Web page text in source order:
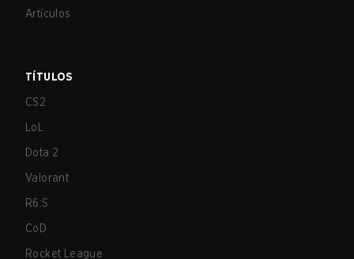
Artículos
TÍTULOS
CS2
LoL
Dota 2
Valorant
R6:S
CoD
Rocket League